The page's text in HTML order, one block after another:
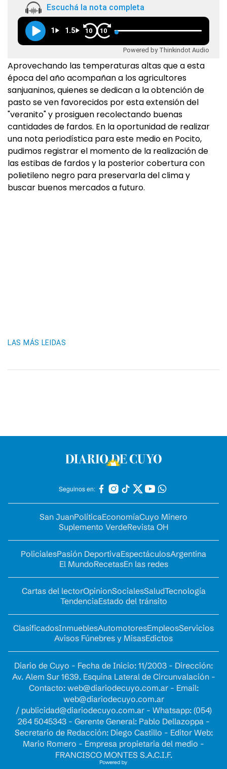
Escuchá la nota completa
1 1.5 10 10
Powered by Thinkindot Audio
Aprovechando las temperaturas altas que a esta
época del año acompañan a los agricultores
sanjuaninos, quienes se dedican a la obtención de
pasto se ven favorecidos por esta extensión del
"veranito" y prosiguen recolectando buenas
cantidades de fardos. En la oportunidad de realizar
una nota periodística para este medio en Pocito,
pudimos registrar el momento de la realización de
las estibas de fardos y la posterior cobertura con
polietileno negro para preservarla del clima y
buscar buenos mercados a futuro.
LAS MÁS LEIDAS
Seguinos en:
San JuanPolíticaEconomíaCuyo Minero
Suplemento VerdeRevista OH
PolicialesPasión DeportivaEspectáculosArgentina
El MundoRecetasEn las redes
Cartas del lectorOpinionSocialesSaludTecnología
TendenciaEstado del tránsito
ClasificadosInmueblesAutomotoresEmpleosServicios
Avisos Fúnebres y MisasEdictos
Diario de Cuyo - Fecha de Inicio: 11/2003 - Dirección:
Av. Alem Sur 1639. Esquina Lateral de Circunvalación -
Contacto: web@diariodecuyo.com.ar- Email:
web@diariodecuyo.com.ar
/ publicidad@diariodecuyo.com.ar- Whatsapp: (054)
264 5045343 - Gerente General: Pablo Dellazoppa -
Secretario de Redacción: Diego Castillo - Editor Web:
Mario Romero - Empresa propietaria del medio -
FRANCISCO MONTES S.A.C.I.F.